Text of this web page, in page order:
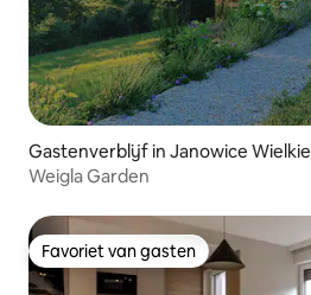
Gastenverblijf in Janowice Wielkie
Weigla Garden
Favoriet van gasten
Favoriet van gasten